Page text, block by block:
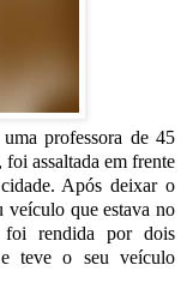
professora de 45
assaltada em frente
Após deixar o
veículo que estava no
foi rendida por dois
teve o seu veículo